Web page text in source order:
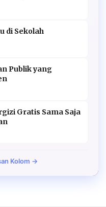
di Sekolah
Publik yang
Gratis Sama Saja
Kolom →